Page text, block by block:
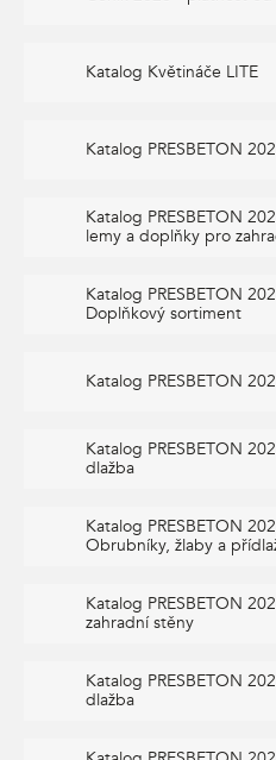
Katalog Květináče LITE
Katalog PRESBETON
Katalog PRESBETON
lemy a doplňky pro
Katalog PRESBETON
Doplňkový sortiment
Katalog PRESBETON
Katalog PRESBETON
dlažba
Katalog PRESBETON
Obrubníky, žlaby a
Katalog PRESBETON
zahradní stěny
Katalog PRESBETON
dlažba